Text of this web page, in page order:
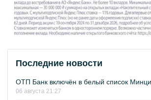
Последние новости
ОТП Банк включён в белый список
06 августа 21:27